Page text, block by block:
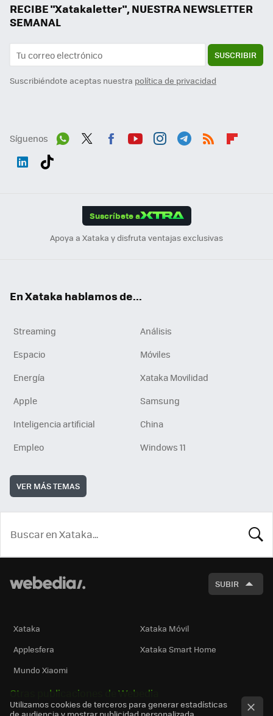
RECIBE "Xatakaletter", NUESTRA NEWSLETTER
SEMANAL
SUSCRIBIR
Suscribiéndote aceptas nuestra política de privacidad
Síguenos
Suscríbete a
Apoya a Xataka y disfruta ventajas exclusivas
En Xataka hablamos de...
Streaming
Análisis
Espacio
Móviles
Energía
Xataka Movilidad
Apple
Samsung
Inteligencia artificial
China
Empleo
Windows 11
VER MÁS TEMAS
SUBIR
Xataka
Xataka Móvil
Applesfera
Xataka Smart Home
Mundo Xiaomi
Otras publicaciones de Webedia
Utilizamos cookies de terceros para generar estadísticas